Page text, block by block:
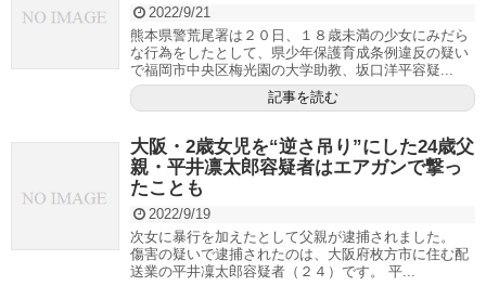
2022/9/21
熊本県警荒尾署は２０日、１８歳未満の少女にみだら
な行為をしたとして、県少年保護育成条例違反の疑い
で福岡市中央区梅光園の大学助教、坂口洋平容疑...
記事を読む
大阪・2歳女児を“逆さ吊り”にした24歳父
親・平井凛太郎容疑者はエアガンで撃っ
たことも
2022/9/19
次女に暴行を加えたとして父親が逮捕されました。
傷害の疑いで逮捕されたのは、大阪府枚方市に住む配
送業の平井凜太郎容疑者（２４）です。 平...